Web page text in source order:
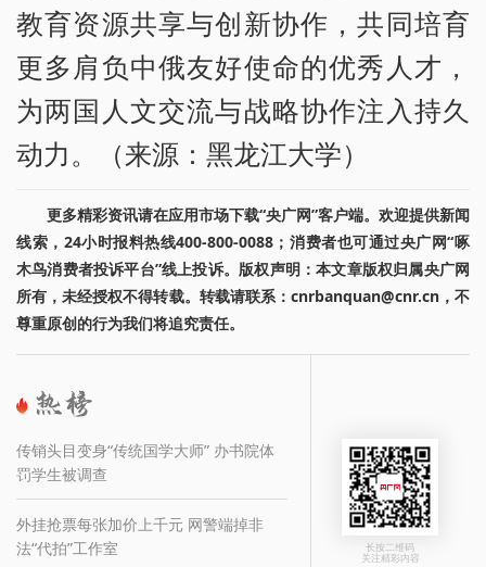
教育资源共享与创新协作，共同培育
更多肩负中俄友好使命的优秀人才，
为两国人文交流与战略协作注入持久
动力。（来源：黑龙江大学）
更多精彩资讯请在应用市场下载“央广网”客户端。欢迎提供新闻
线索，24小时报料热线400-800-0088；消费者也可通过央广网“啄
木鸟消费者投诉平台”线上投诉。版权声明：本文章版权归属央广网
所有，未经授权不得转载。转载请联系：cnrbanquan@cnr.cn，不
尊重原创的行为我们将追究责任。
传销头目变身“传统国学大师” 办书院体
罚学生被调查
外挂抢票每张加价上千元 网警端掉非
法“代拍”工作室
长按二维码
关注精彩内容